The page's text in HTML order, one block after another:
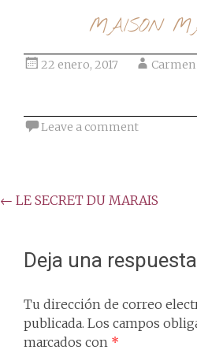
MAISON
22 enero, 2017
Leave a comment
Post
← LE SECRET DU MARAIS
Deja una respuesta
Tu dirección de correo
publicada. Los campos
marcados con *